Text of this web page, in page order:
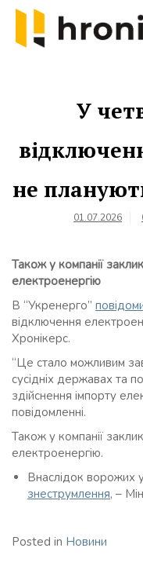
Skip
content
У
не
01.07.2026
Також у компанії
електроенергію
В “Укренерго”
відключення
Хронікерс.
“Це стало можливим
сусідніх державах та
здійснення імпорту
повідомленні.
Також у компанії
електроенергію.
Внаслідок ворожих
знеструмлення, –
Posted in Новини